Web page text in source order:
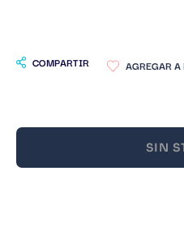
COMPARTIR
SIN